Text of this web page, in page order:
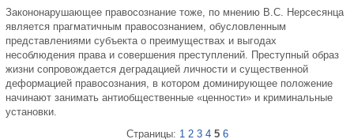
Закононарушающее правосознание тоже, по мнению В.С. Нерсесянца
является прагматичным правосознанием, обусловленным
представлениями субъекта о преимуществах и выгодах
несоблюдения права и совершения преступлений. Преступный образ
жизни сопровождается деградацией личности и существенной
деформацией правосознания, в котором доминирующее положение
начинают занимать антиобщественные «ценности» и криминальные
установки.
Страницы: 1 2 3 4 5 6